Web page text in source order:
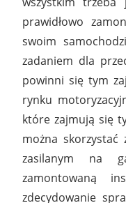
prawidłowo
swoim
zadaniem dla
powinni się tym
rynku
które zajmują się
można skorzystać
zasilanym na
zamontowaną
zdecydowanie